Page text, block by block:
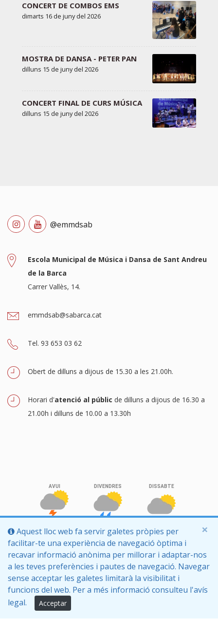
CONCERT DE COMBOS EMS
dimarts 16 de juny del 2026
MOSTRA DE DANSA - PETER PAN
dilluns 15 de juny del 2026
CONCERT FINAL DE CURS MÚSICA
dilluns 15 de juny del 2026
@emmdsab
Escola Municipal de Música i Dansa de Sant Andreu
de la Barca
Carrer Vallès, 14.
emmdsab@sabarca.cat
Tel. 93 653 03 62
Obert de dilluns a dijous de 15.30 a les 21.00h.
Horari d'atenció al públic de dilluns a dijous de 16.30 a
21.00h i dilluns de 10.00 a 13.30h
Aquest lloc web fa servir galetes pròpies per
facilitar-te una experiència de navegació òptima i
recavar informació anònima per millorar i adaptar-nos
a les teves preferències i pautes de navegació. Navegar
sense acceptar les galetes limitarà la visibilitat i
funcions del web. Per a més informació consulteu l'avís
legal.
Acceptar
×